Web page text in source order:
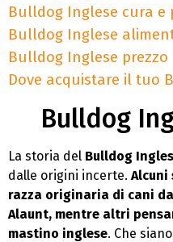
Bulldog Inglese cura e
Bulldog Inglese
Bulldog Inglese prezzo
Dove acquistare il tuo
Bulldog
La storia del Bulldog
dalle origini incerte. Alcuni
razza originaria di cani
Alaunt, mentre altri
mastino inglese. Che